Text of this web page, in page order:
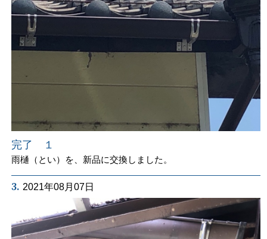
完了 １
雨樋（とい）を、新品に交換しました。
3. 2021年08月07日